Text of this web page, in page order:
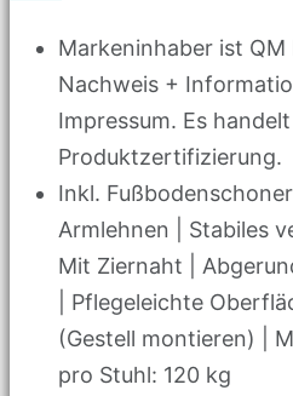
Markeninhaber ist
Nachweis +
Impressum. Es
Produktzertifizierung.
Inkl.
Armlehnen | Stabiles
Mit Ziernaht |
| Pflegeleichte
(Gestell montieren) |
pro Stuhl: 120 kg